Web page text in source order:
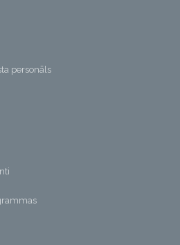
personāls